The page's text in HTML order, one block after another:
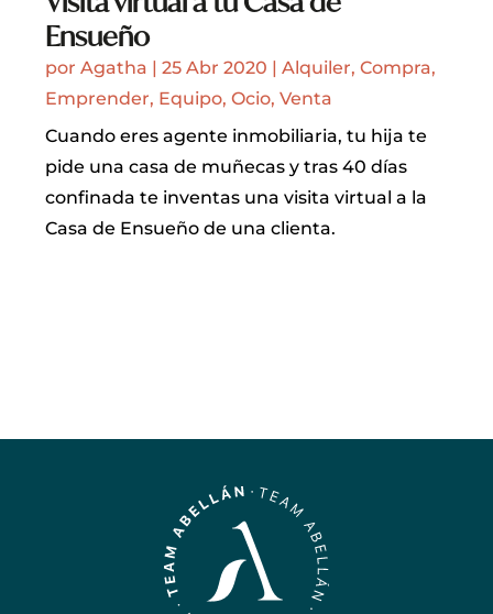
Ensueño
porAgatha |25 Abr 2020 |Alquiler,Compra,
Emprender, Equipo,Ocio,Venta
Cuando eres agente inmobiliaria, tu hija te
pide una casa de muñecas y tras 40 días
confinada te inventas una visita virtual a la
Casa de Ensueño de una clienta.